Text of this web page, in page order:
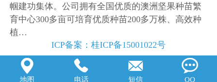
帼建功集体。公司拥有全国优质的澳洲坚果种苗繁
育中心300多亩可培育优质种苗200多万株、高效种
植…
ICP备案： 桂ICP备15001022号

地图

电话

短信

QQ